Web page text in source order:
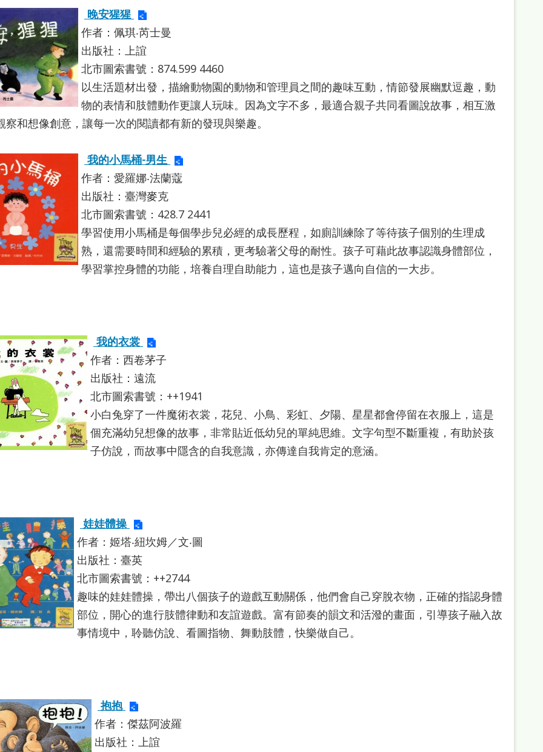
晚安猩猩
作者：佩琪‧芮士曼
出版社：上誼
北市圖索書號：874.599 4460
以生活題材出發，描繪動物園的動物和管理員之間的趣味互動，情節發展幽默逗趣，動
物的表情和肢體動作更讓人玩味。因為文字不多，最適合親子共同看圖說故事，相互激
察和想像創意，讓每一次的閱讀都有新的發現與樂趣。
我的小馬桶-男生
作者：愛羅娜‧法蘭蔻
出版社：臺灣麥克
北市圖索書號：428.7 2441
學習使用小馬桶是每個學步兒必經的成長歷程，如廁訓練除了等待孩子個別的生理成
熟，還需要時間和經驗的累積，更考驗著父母的耐性。孩子可藉此故事認識身體部位，
學習掌控身體的功能，培養自理自助能力，這也是孩子邁向自信的一大步。
我的衣裳
作者：西卷茅子
出版社：遠流
北市圖索書號：++1941
小白兔穿了一件魔術衣裳，花兒、小鳥、彩虹、夕陽、星星都會停留在衣服上，這是
個充滿幼兒想像的故事，非常貼近低幼兒的單純思維。文字句型不斷重複，有助於孩
子仿說，而故事中隱含的自我意識，亦傳達自我肯定的意涵。
娃娃體操
作者：姬塔‧紐坎姆／文‧圖
出版社：臺英
北市圖索書號：++2744
趣味的娃娃體操，帶出八個孩子的遊戲互動關係，他們會自己穿脫衣物，正確的指認身體
部位，開心的進行肢體律動和友誼遊戲。富有節奏的韻文和活潑的畫面，引導孩子融入故
事情境中，聆聽仿說、看圖指物、舞動肢體，快樂做自己。
抱抱
作者：傑茲阿波羅
出版社：上誼